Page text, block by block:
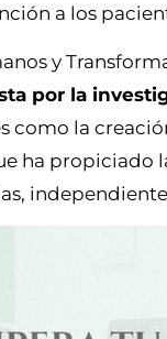
a los
y
por la
como la
ha propiciado